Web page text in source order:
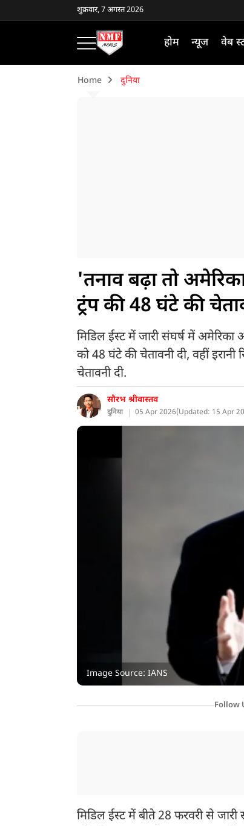
शुक्रवार, 7 अगस्त 2026
होम न्यूज वेब
Home दुनिया
'तनाव बढ़ा तो
ट्रंप की 48 घंटे की
मिडिल ईस्ट में जारी संघर्ष में
को 48 घंटे की चेतावनी दी, वहीं इरानी
चेतावनी दी.
सौरभ श्रीवास्तव
दुनिया 05 Apr 2026(Updated: 15 Apr
Image Source: IANS
Follow
मिडिल ईस्ट में बीते 28 फरवरी से